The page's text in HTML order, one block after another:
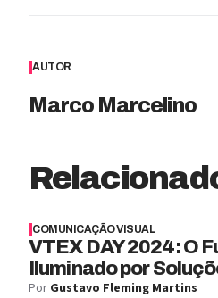
AUTOR
Marco Marcelino
COMUNICAÇÃO VISUAL
VTEX DAY 2024: O
Iluminado por
Por Gustavo Fleming Martins